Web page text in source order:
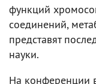
функций
соединений,
представят
науки.
На конференции